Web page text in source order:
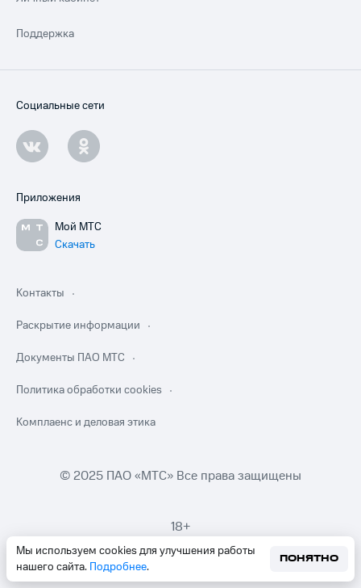
Мы используем cookies для улучшения работы
нашего сайта. Подробнее.
ПОНЯТНО
Поддержка
Социальные сети
Приложения
Мой МТС
Скачать
Контакты
Раскрытие информации
Документы ПАО МТС
Политика обработки cookies
Комплаенс и деловая этика
© 2025 ПАО «МТС» Все права защищены
18+